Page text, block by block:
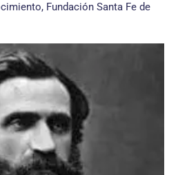
Fundación Santa Fe de